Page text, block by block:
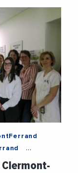
Clermont-